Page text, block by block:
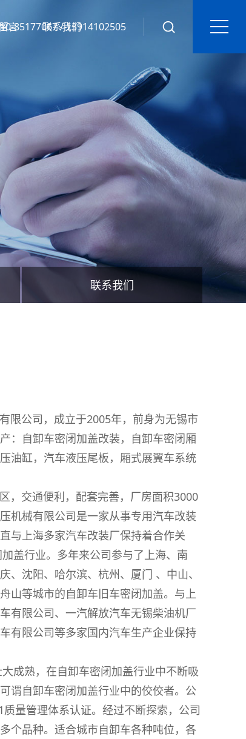
85177067 / 13914102505
言 联系我们
联系我们
公司，成立于2005年，前身为无锡市
：自卸车密闭加盖改装，自卸车密闭厢
油缸，汽车液压尾板，厢式展翼车系统
交通便利，配套完善，厂房面积3000
机械有限公司是一家从事专用汽车改装
与上海多家汽车改装厂保持着合作关
盖行业。多年来公司参与了上海、南
、沈阳、哈尔滨、杭州、厦门 、中山、
山等城市的自卸车旧车密闭加盖。与上
有限公司、一汽解放汽车无锡柴油机厂
有限公司等多家国内汽车生产企业保持
熟，在自卸车密闭加盖行业中不断吸
谓自卸车密闭加盖行业中的佼佼者。公
量管理体系认证。经过不断探索，公司
个品种。适合城市自卸车各种吨位，各